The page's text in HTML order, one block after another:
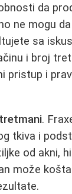
da
ne mogu
sa
i broj
pristup i
.
tkiva i
od akni,
može